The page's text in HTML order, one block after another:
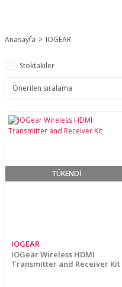
Anasayfa IOGEAR
Stoktakiler
TÜKENDİ
IOGEAR
IOGear Wireless HDMI
Transmitter and Receiver Kit